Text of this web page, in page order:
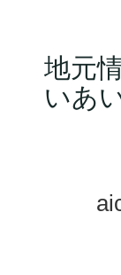
地元
いあ